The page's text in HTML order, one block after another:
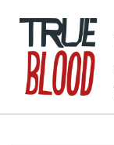
contenu